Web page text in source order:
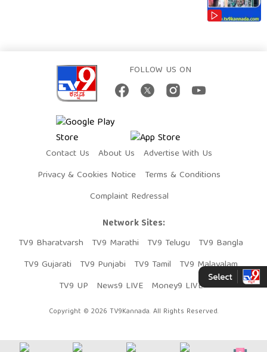
FOLLOW US ON
Contact Us About Us
Advertise With Us
Privacy & Cookies Notice
Terms & Conditions
Complaint Redressal
Network Sites:
TV9 Bharatvarsh
TV9 Marathi TV9 Telugu
TV9 Bangla
TV9 Gujarati
TV9 Punjabi TV9 Tamil
TV9 Malayalam
TV9 UP
News9 LIVE Money9 LIVE
Copyright © 2026 TV9Kannada. All Rights Reserved.